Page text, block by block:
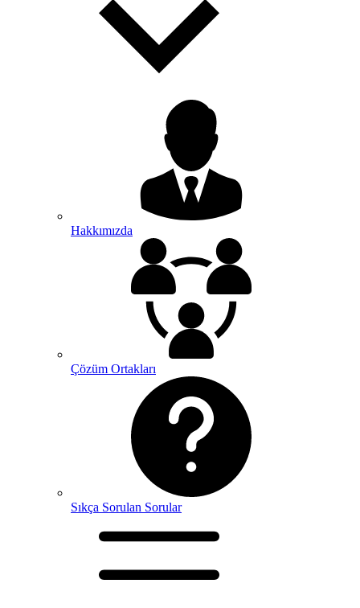
Hakkımızda
Çözüm Ortakları
Sıkça Sorulan Sorular